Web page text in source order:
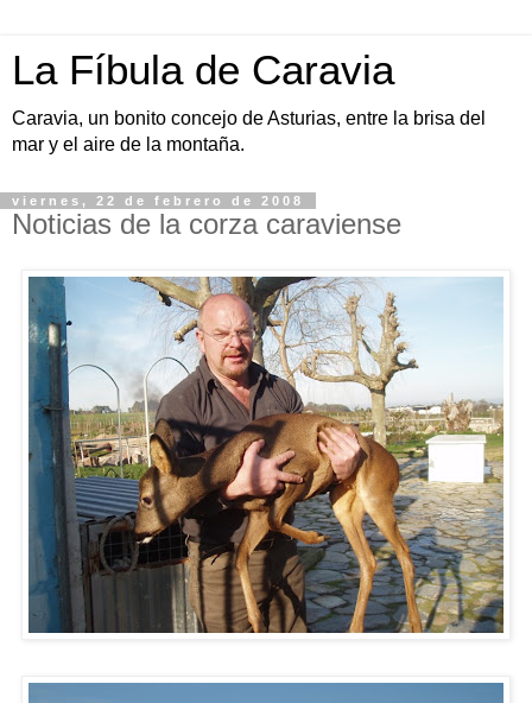
La Fíbula de Caravia
Caravia, un bonito concejo de Asturias, entre la brisa del
mar y el aire de la montaña.
viernes, 22 de febrero de 2008
Noticias de la corza caraviense